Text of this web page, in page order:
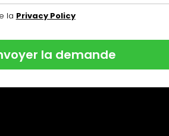
la Privacy Policy
la demande